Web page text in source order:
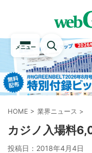
メニュー
HOME > 業界ニュース >
カジノ入場料
投稿日： 2018年4月4日